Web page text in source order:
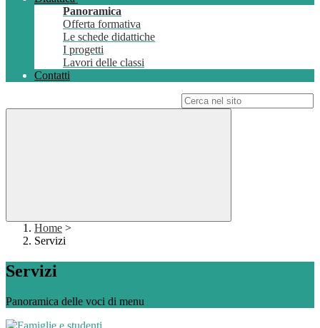
Panoramica
Offerta formativa
Le schede didattiche
I progetti
Lavori delle classi
Contatti
Home >
Servizi
Servizi
Panoramica delle voci di menu